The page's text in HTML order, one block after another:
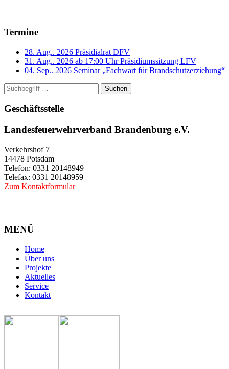
Termine
28. Aug.. 2026 Präsidialrat DFV
31. Aug.. 2026 ab 17:00 Uhr Präsidiumssitzung LFV
04. Sep.. 2026 Seminar „Fachwart für Brandschutzerziehung“
Suchen
Geschäftsstelle
Landesfeuerwehrverband Brandenburg e.V.
Verkehrshof 7
14478 Potsdam
Telefon: 0331 20148949
Telefax: 0331 20148959
Zum Kontaktformular
MENÜ
Home
Über uns
Projekte
Aktuelles
Service
Kontakt